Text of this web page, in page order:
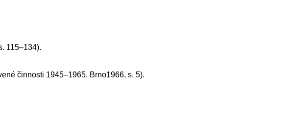
115–134).
činnosti 1945–1965, Brno1966, s. 5).